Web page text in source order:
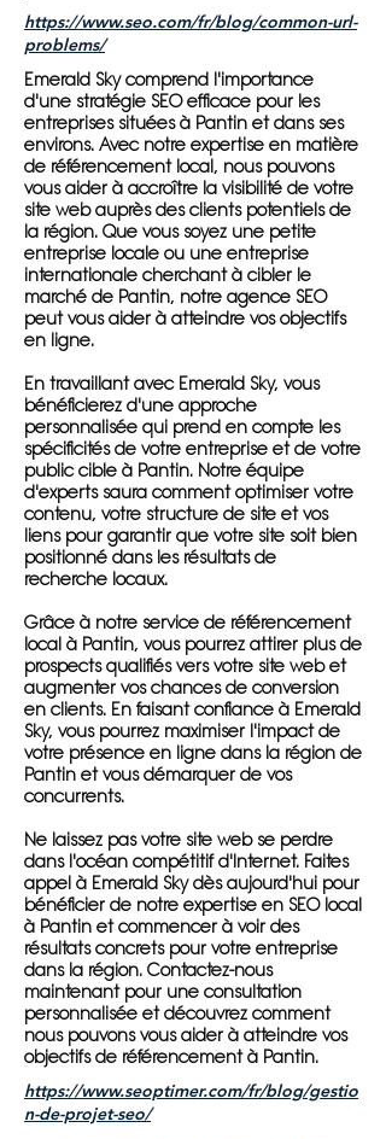
https://www.seo.com/fr/blog/common-url-
problems/
Emerald Sky comprend l'importance
d'une stratégie SEO efficace pour les
entreprises situées à Pantin et dans ses
environs. Avec notre expertise en matière
de référencement local, nous pouvons
vous aider à accroître la visibilité de votre
site web auprès des clients potentiels de
la région. Que vous soyez une petite
entreprise locale ou une entreprise
internationale cherchant à cibler le
marché de Pantin, notre agence SEO
peut vous aider à atteindre vos objectifs
en ligne.
En travaillant avec Emerald Sky, vous
bénéficierez d'une approche
personnalisée qui prend en compte les
spécificités de votre entreprise et de votre
public cible à Pantin. Notre équipe
d'experts saura comment optimiser votre
contenu, votre structure de site et vos
liens pour garantir que votre site soit bien
positionné dans les résultats de
recherche locaux.
Grâce à notre service de référencement
local à Pantin, vous pourrez attirer plus de
prospects qualifiés vers votre site web et
augmenter vos chances de conversion
en clients. En faisant confiance à Emerald
Sky, vous pourrez maximiser l'impact de
votre présence en ligne dans la région de
Pantin et vous démarquer de vos
concurrents.
Ne laissez pas votre site web se perdre
dans l'océan compétitif d'Internet. Faites
appel à Emerald Sky dès aujourd'hui pour
bénéficier de notre expertise en SEO local
à Pantin et commencer à voir des
résultats concrets pour votre entreprise
dans la région. Contactez-nous
maintenant pour une consultation
personnalisée et découvrez comment
nous pouvons vous aider à atteindre vos
objectifs de référencement à Pantin.
https://www.seoptimer.com/fr/blog/gestio
n-de-projet-seo/